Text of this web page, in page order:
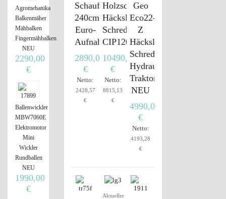
Schaufel,
240cm,
Euro-
Aufnahme
2890,00
€
Netto:
2428,57
€
Holzschredder,
Häcksler,
Schredder
CIP1200
10490,00
€
Netto:
8815,13
€
Geo
Eco22-
Z
Häcksler
Schredder
Hydraulik
Traktor
NEU
4990,00
€
Netto:
4193,28
€
Aktueller
Agromehanika
Balkenmäher
Mähbalken
Fingermähbalken
NEU
2290,00
€
Ballenwickler
MBW7060E
Elektromotor
Mini
Wickler
Rundballen
NEU
1990,00
€